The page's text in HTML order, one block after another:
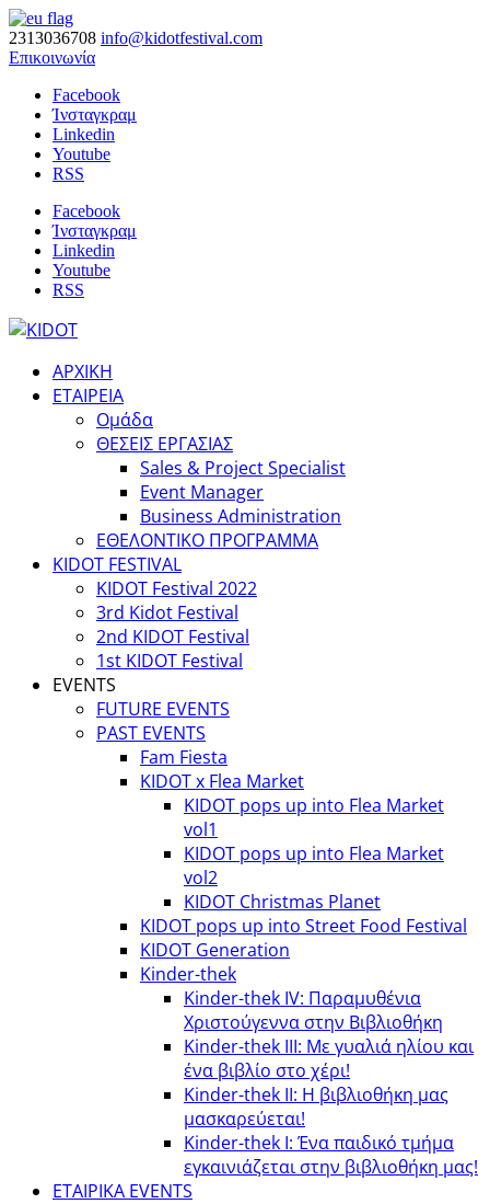
2313036708 info@kidotfestival.com
Επικοινωνία
Facebook
Ίνσταγκραμ
Linkedin
Youtube
RSS
Facebook
Ίνσταγκραμ
Linkedin
Youtube
RSS
ΑΡΧΙΚΗ
ΕΤΑΙΡΕΙΑ
Ομάδα
ΘΕΣΕΙΣ ΕΡΓΑΣΙΑΣ
Sales & Project Specialist
Event Manager
Business Administration
ΕΘΕΛΟΝΤΙΚΟ ΠΡΟΓΡΑΜΜΑ
KIDOT FESTIVAL
KIDOT Festival 2022
3rd Kidot Festival
2nd KIDOT Festival
1st KIDOT Festival
EVENTS
FUTURE EVENTS
PAST EVENTS
Fam Fiesta
KIDOT x Flea Market
KIDOT pops up into Flea Market
vol1
KIDOT pops up into Flea Market
vol2
KIDOT Christmas Planet
KIDOT pops up into Street Food Festival
KIDOT Generation
Kinder-thek
Kinder-thek IV: Παραμυθένια
Χριστούγεννα στην Βιβλιοθήκη
Κinder-thek III: Με γυαλιά ηλίου και
ένα βιβλίο στο χέρι!
Κinder-thek II: Η βιβλιοθήκη μας
μασκαρεύεται!
Κinder-thek I: Ένα παιδικό τμήμα
εγκαινιάζεται στην βιβλιοθήκη μας!
ΕΤΑΙΡΙΚΑ EVENTS